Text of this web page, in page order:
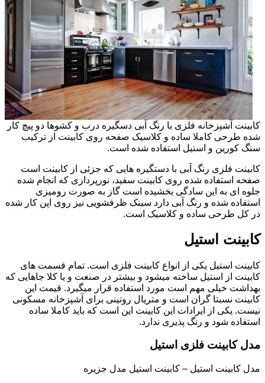
کابینت آشپزخانه فلزی با رنگ آبی دسگیره درب و کشوها دو پیچ کار
شده طرحی کاملا ساده و کلاسیک صفحه روی کابینت از ترکیب
سنگ کورین و استیل استفاده شده است.
کابینت فلزی رنگ آبی با دستگیره هایی که جزئی از کابینت است
صفحه استفاده شده روی کابینت سفید، نورپردازی که انجام شده
جلوه ای به این سادگی بخشیده است گاز به صورت رومیزی
استفاده شده و رنگ آبی دارد سینک ظرفشویی نیز روی اپن کار شده
در کل طرحی ساده و کلاسیک است.
کابینت استیل
کابینت استیل یکی از انواع کابینت فلزی است. تمام قسمت های
کابینت از استیل ساخته میشود و بیشتر در صنعت و یا کلا جاهایی که
بهداشت خیلی مهم است مورد استفاده قرار میگیرد. قیمت این
کابینت نسبتا گران است و متریال روتینی برای آشپزخانه مسکونی
نیست. یکی از ایرادات این کابینت این است که باید کاملا ساده
استفاده شود و رنگ پذیری ندارد.
مدل کابینت فلزی استیل
مدل کابینت استیل – کابینت استیل مدل جزیره